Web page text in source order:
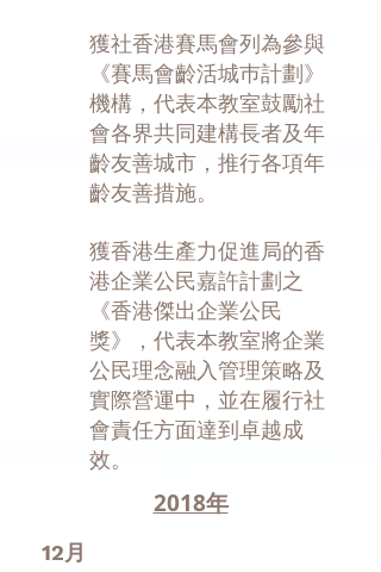
獲社香港賽馬會列為參與
《賽馬會齡活城巿計劃》
機構，代表本教室鼓勵社
會各界共同建構長者及年
齡友善城市，推行各項年
齡友善措施。
獲香港生產力促進局的香
港企業公民嘉許計劃之
《香港傑出企業公民
獎》，代表本教室將企業
公民理念融入管理策略及
實際營運中，並在履行社
會責任方面達到卓越成
效。
2018年
12月